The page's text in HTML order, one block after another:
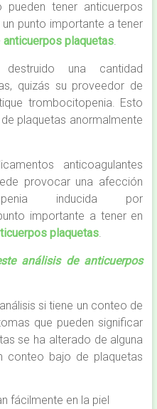
pueden tener anticuerpos
punto importante a tener
anticuerpos plaquetas.
una cantidad
quizás su proveedor de
trombocitopenia. Esto
plaquetas anormalmente
anticoagulantes
provocar una afección
inducida por
importante a tener en
plaquetas.
análisis de anticuerpos
si tiene un conteo de
que pueden significar
se ha alterado de alguna
conteo bajo de plaquetas
fácilmente en la piel